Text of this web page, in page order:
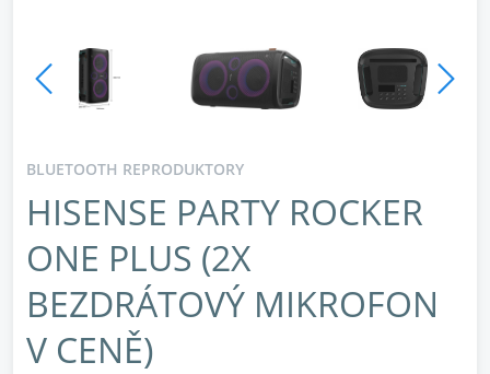
BLUETOOTH REPRODUKTORY
HISENSE PARTY ROCKER
ONE PLUS (2X
BEZDRÁTOVÝ MIKROFON
V CENĚ)